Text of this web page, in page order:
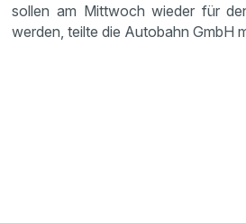
sollen am Mittwoch wieder für
werden, teilte die Autobahn GmbH